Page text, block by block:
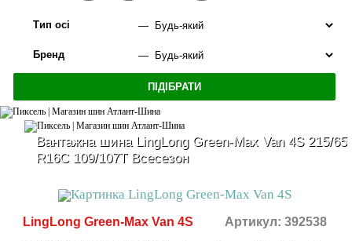
Тип осі
Бренд
Вантажна шина LingLong Green-Max Van 4S 215/65
R16C 109/107T Всесезон
LingLong Green-Max Van 4S Артикул: 392538